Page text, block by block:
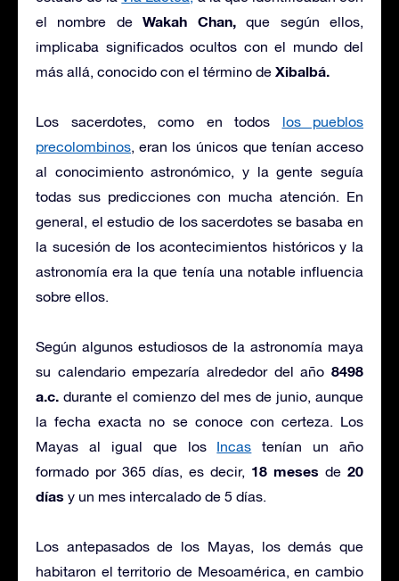
el nombre deWakah Chan,que según ellos,
implicaba significados ocultos con el mundo del
más allá, conocido con el término de Xibalbá.
Los sacerdotes, como en todos los pueblos
precolombinos, eran los únicos que tenían acceso
al conocimiento astronómico, y la gente seguía
todas sus predicciones con mucha atención. En
general, el estudio de los sacerdotes se basaba en
la sucesión de los acontecimientos históricos y la
astronomía era la que tenía una notable influencia
sobre ellos.
Según algunos estudiosos de la astronomía maya
su calendario empezaría alrededor del año 8498
a.c. durante el comienzo del mes de junio, aunque
la fecha exacta no se conoce con certeza. Los
Mayas al igual que los Incas tenían un año
formado por 365 días, es decir, 18 meses de 20
días y un mes intercalado de 5 días.
Los antepasados de los Mayas, los demás que
habitaron el territorio de Mesoamérica, en cambio